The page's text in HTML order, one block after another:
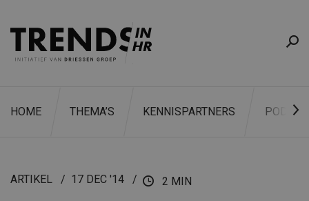
HOME THEMA’S KENNISPARTNERS
ARTIKEL 17 DEC '14 2 MIN